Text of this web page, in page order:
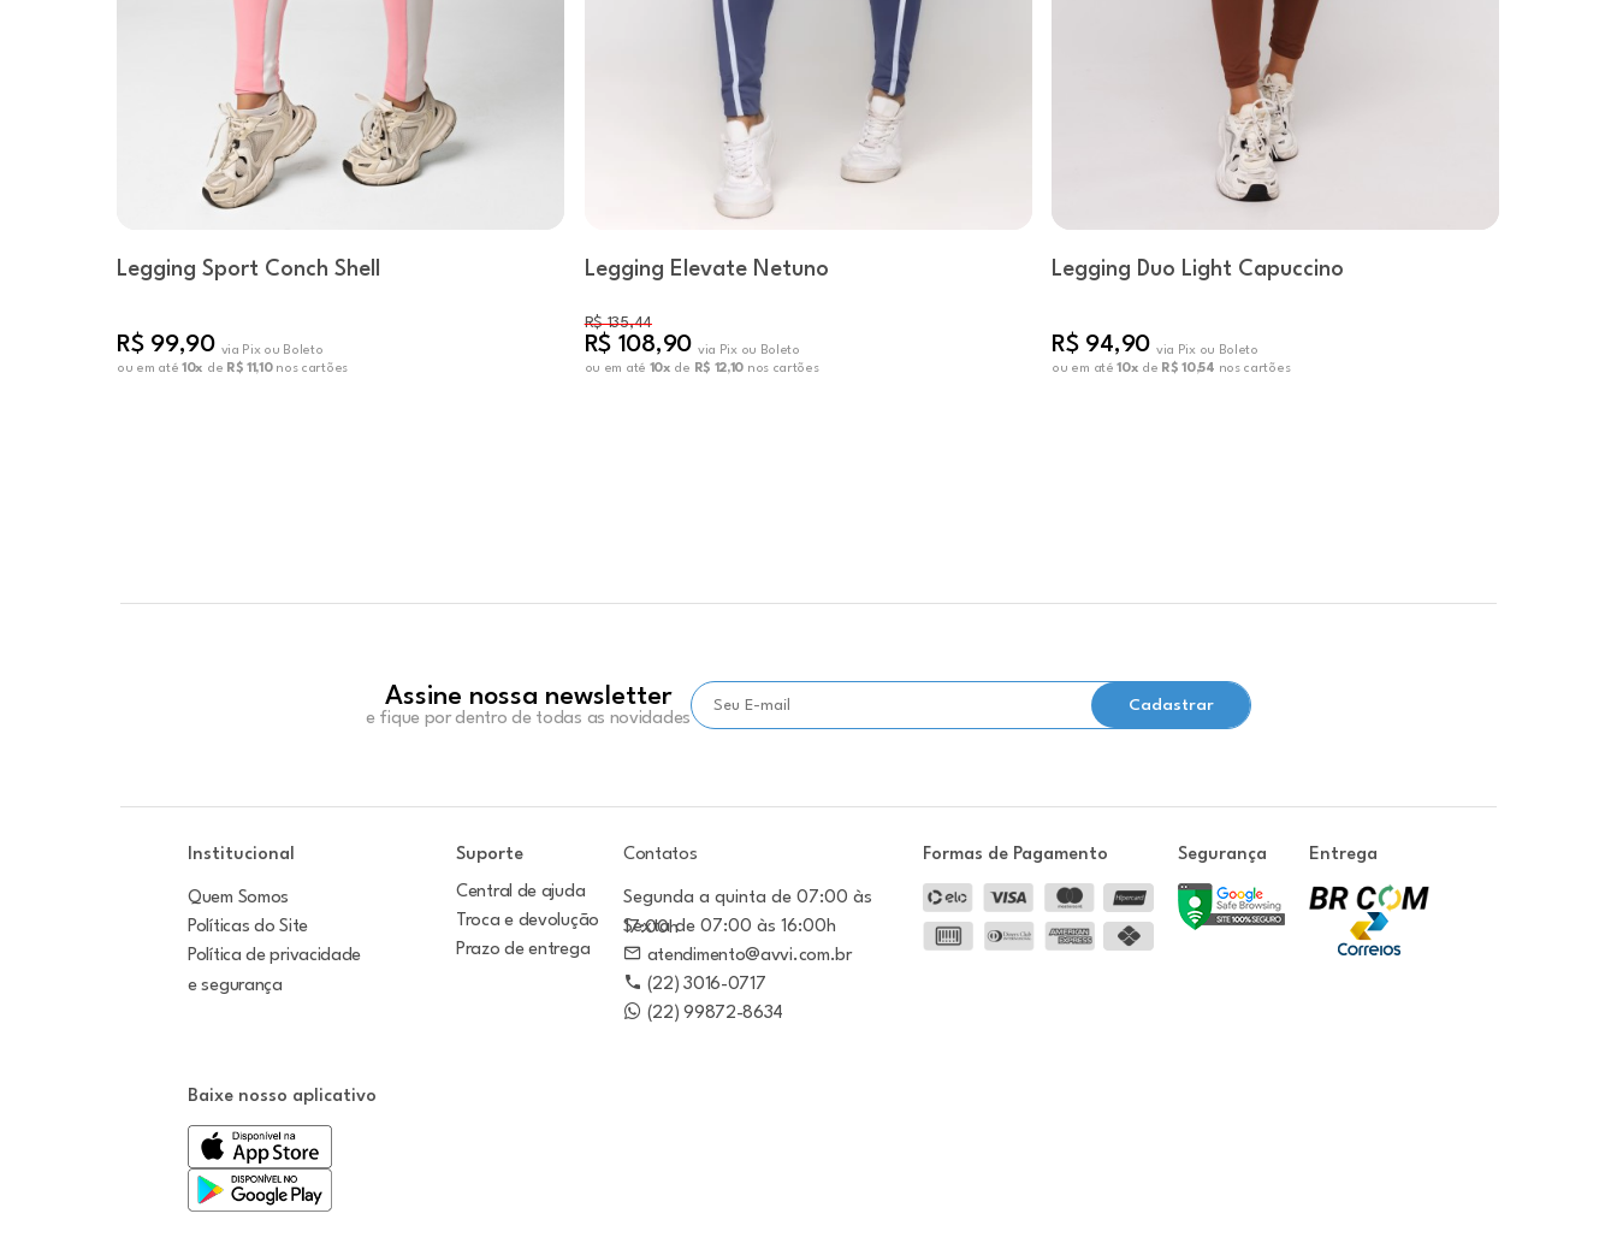
Legging Sport Conch Shell
R$ 99,90 via Pix ou Boleto
ou em até 10x de R$ 11,10nos cartões
Legging Elevate Netuno
R$ 135,44
R$ 108,90 via Pix ou Boleto
ou em até 10x de R$ 12,10 nos cartões
Legging Duo Light Capuccino
R$ 94,90 via Pix ou Boleto
ou em até10x de R$ 10,54 nos cartões
Assine nossa newsletter
e fique por dentro de todas as novidades
Cadastrar
Institucional
Quem Somos
Políticas do Site
Política de privacidade
e segurança
Suporte
Central de ajuda
Troca e devolução
Prazo de entrega
Contatos
Segunda a quinta de 07:00 às
17:00h
Sexta de 07:00 às 16:00h
atendimento@avvi.com.br
(22) 3016-0717
(22) 99872-8634
Formas de Pagamento Segurança Entrega
Baixe nosso aplicativo